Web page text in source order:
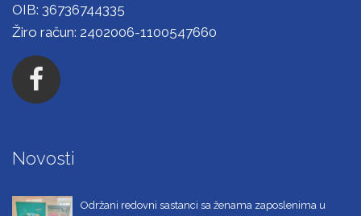
OIB: 36736744335
Žiro račun: 2402006-1100547660
Novosti
Održani redovni sastanci sa ženama zaposlenima u